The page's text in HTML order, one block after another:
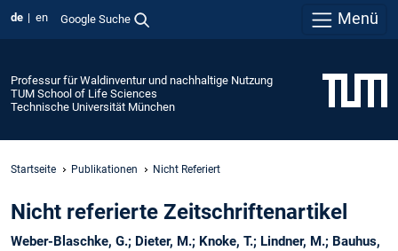
de en Google Suche Menü
Professur für Waldinventur und nachhaltige Nutzung
TUM School of Life Sciences
Technische Universität München
Startseite Publikationen Nicht Referiert
Nicht referierte Zeitschriftenartikel
Weber-Blaschke, G.; Dieter, M.; Knoke, T.; Lindner, M.; Bauhus,